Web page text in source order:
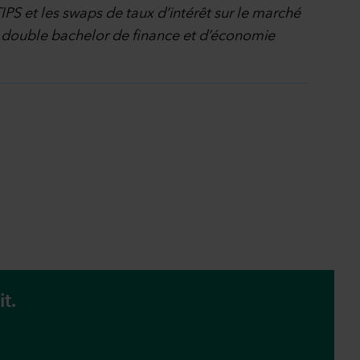
et les swaps de taux d’intérêt sur le marché
bachelor de finance et d’économie